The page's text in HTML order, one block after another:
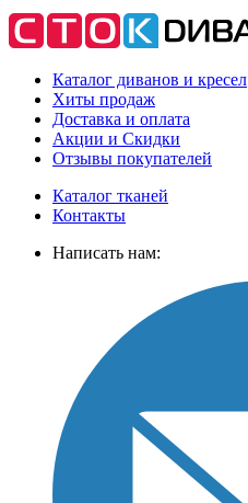
Каталог диванов и кресел
Хиты продаж
Доставка и оплата
Акции и Скидки
Отзывы покупателей
Каталог тканей
Контакты
Написать нам: